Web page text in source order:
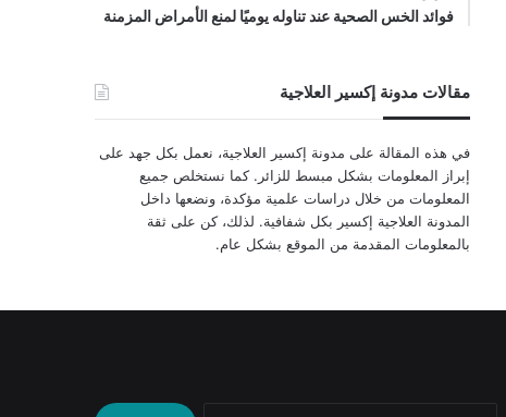
فوائد الخس الصحية عند تناوله يوميًا لمنع الأمراض المزمنة
مقالات مدونة إكسير العلاجية
في هذه المقالة على مدونة إكسير العلاجية، نعمل بكل جهد على
إبراز المعلومات بشكل مبسط للزائر. كما نستخلص جميع
المعلومات من خلال دراسات علمية مؤكدة، ونضعها داخل
المدونة العلاجية إكسير بكل شفافية. لذلك، كن على ثقة
بالمعلومات المقدمة من الموقع بشكل عام.